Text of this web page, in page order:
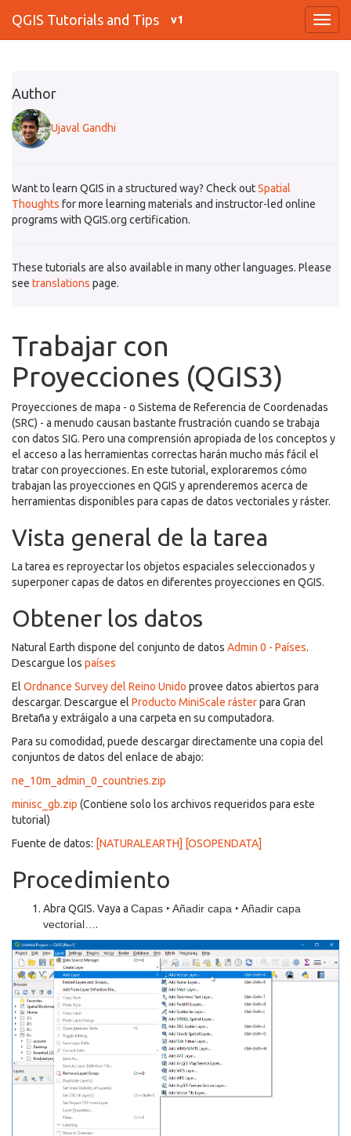
QGIS Tutorials and Tips v1
Author
Ujaval Gandhi
Want to learn QGIS in a structured way? Check outSpatial
Thoughts for more learning materials and instructor-led online
programs with QGIS.org certification.
These tutorials are also available in many other languages. Please
see translations page.
Trabajar con
Proyecciones (QGIS3)
Proyecciones de mapa - o Sistema de Referencia de Coordenadas
(SRC) - a menudo causan bastante frustración cuando se trabaja
con datos SIG. Pero una comprensión apropiada de los conceptos y
el acceso a las herramientas correctas harán mucho más fácil el
tratar con proyecciones. En este tutorial, exploraremos cómo
trabajan las proyecciones en QGIS y aprenderemos acerca de
herramientas disponibles para capas de datos vectoriales y ráster.
Vista general de la tarea
La tarea es reproyectar los objetos espaciales seleccionados y
superponer capas de datos en diferentes proyecciones en QGIS.
Obtener los datos
Natural Earth dispone del conjunto de datos Admin 0 - Países.
Descargue los países
El Ordnance Survey del Reino Unido provee datos abiertos para
descargar. Descargue el Producto MiniScale rásterpara Gran
Bretaña y extráigalo a una carpeta en su computadora.
Para su comodidad, puede descargar directamente una copia del
conjuntos de datos del enlace de abajo:
ne_10m_admin_0_countries.zip
minisc_gb.zip (Contiene solo los archivos requeridos para este
tutorial)
Fuente de datos: [NATURALEARTH] [OSOPENDATA]
Procedimiento
Abra QGIS. Vaya a Capas ‣ Añadir capa ‣ Añadir capa
vectorial… .